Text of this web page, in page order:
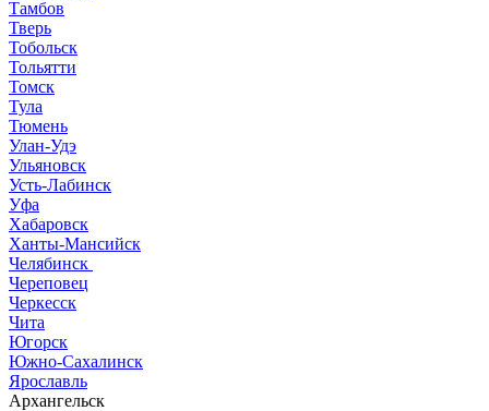
Тамбов
Тверь
Тобольск
Тольятти
Томск
Тула
Тюмень
Улан-Удэ
Ульяновск
Усть-Лабинск
Уфа
Хабаровск
Ханты-Мансийск
Челябинск
Череповец
Черкесск
Чита
Югорск
Южно-Сахалинск
Ярославль
Архангельск